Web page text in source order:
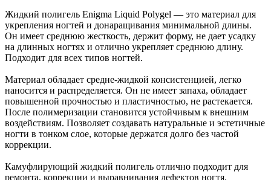
Жидкий полигель Enigma Liquid Polygel — это материал для
укрепления ногтей и донаращивания минимальной длины.
Он имеет среднюю жесткость, держит форму, не дает усадку
на длинных ногтях и отлично укрепляет среднюю длину.
Подходит для всех типов ногтей.
Материал обладает средне-жидкой консистенцией, легко
наносится и распределяется. Он не имеет запаха, обладает
повышенной прочностью и пластичностью, не растекается.
После полимеризации становится устойчивым к внешним
воздействиям. Позволяет создавать натуральные и эстетичные
ногти в тонком слое, которые держатся долго без частой
коррекции.
Камуфлирующий жидкий полигель отлично подходит для
ремонта, коррекции и выравнивания дефектов ногтя.